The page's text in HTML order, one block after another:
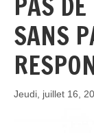
SANS
Jeudi, juillet 16,